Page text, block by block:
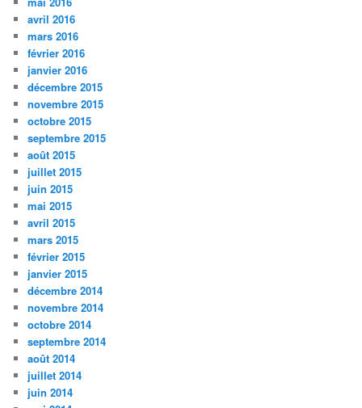
avril 2016
mars 2016
février 2016
janvier 2016
décembre 2015
novembre 2015
octobre 2015
septembre 2015
août 2015
juillet 2015
juin 2015
mai 2015
avril 2015
mars 2015
février 2015
janvier 2015
décembre 2014
novembre 2014
octobre 2014
septembre 2014
août 2014
juillet 2014
juin 2014